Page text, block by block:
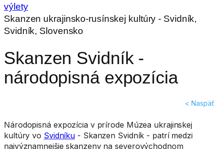
výlety
Skanzen ukrajinsko-rusínskej kultúry - Svidník,
Svidník, Slovensko
Skanzen Svidník -
národopisná expozícia
< Naspäť
Národopisná expozícia v prírode Múzea ukrajinskej
kultúry vo Svidníku - Skanzen Svidník - patrí medzi
najvýznamnejšie skanzeny na severovýchodnom